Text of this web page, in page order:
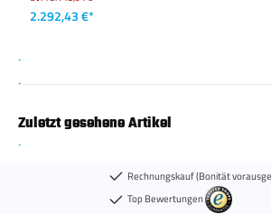
2.292,43 €*
Zuletzt gesehene Artikel
Rechnungskauf (Bonität
Top Bewertungen